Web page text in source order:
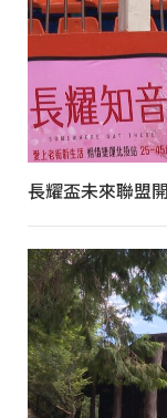
長耀盃未來聯盟